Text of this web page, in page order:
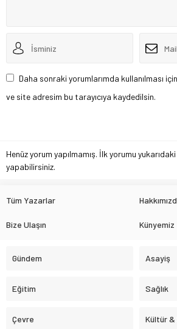
Daha sonraki yorumlarımda kullanılması
ve site adresim bu tarayıcıya kaydedilsin.
Henüz yorum yapılmamış. İlk yorumu yukarıdaki
yapabilirsiniz.
Tüm Yazarlar
Bize Ulaşın Künyemiz
Gündem Asayiş
Eğitim Sağlık
Çevre Kültür